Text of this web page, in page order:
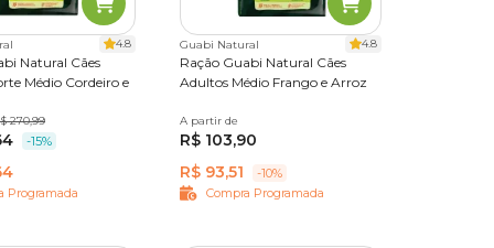
4.8
Natural Cães
Médio Cordeiro e
12 kg
270,99
-15%
Programada
Guabi Natural 4.8
Ração Guabi Natural Cães
Adultos Médio Frango e Arroz
2,5 kg
A partir de
R$ 103,90
R$ 93,51
-10%
Compra Programada